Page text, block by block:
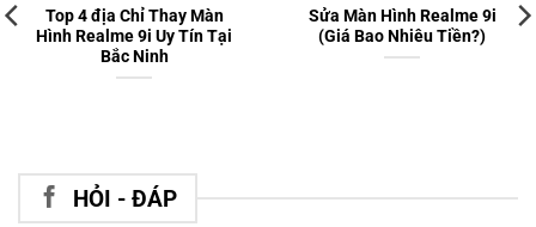
Top 4 địa Chỉ Thay Màn
Hình Realme 9i Uy Tín Tại
Bắc Ninh
Sửa Màn Hình Realme 9i
(Giá Bao Nhiêu Tiền?)
HỎI - ĐÁP